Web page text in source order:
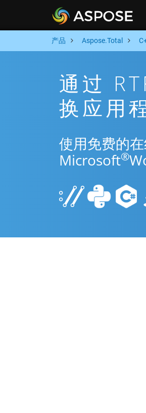
产品 Aspose.Total
通过
换应用
使用免费的
Microsoft®